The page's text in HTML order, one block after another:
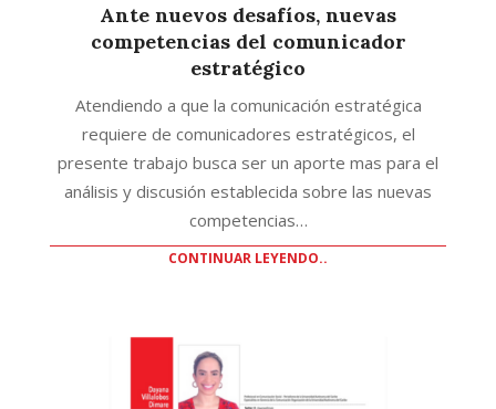
Ante nuevos desafíos, nuevas
competencias del comunicador
estratégico
Atendiendo a que la comunicación estratégica
requiere de comunicadores estratégicos, el
presente trabajo busca ser un aporte mas para el
análisis y discusión establecida sobre las nuevas
competencias…
CONTINUAR LEYENDO..